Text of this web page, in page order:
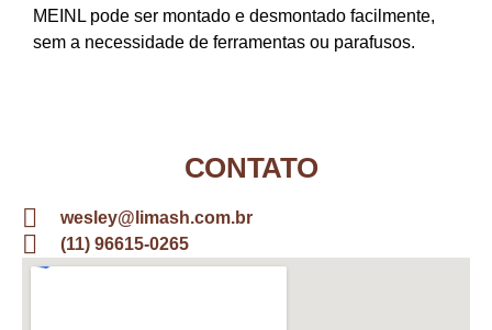
MEINL pode ser montado e desmontado facilmente,
sem a necessidade de ferramentas ou parafusos.
CONTATO
wesley@limash.com.br
(11) 96615-0265